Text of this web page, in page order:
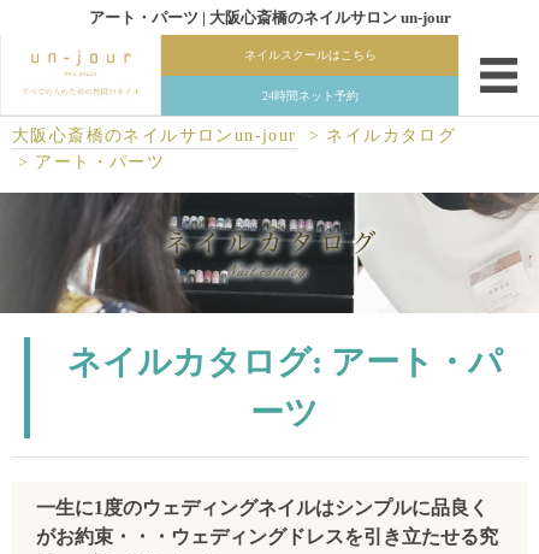
アート・パーツ | 大阪心斎橋のネイルサロン un-jour
大阪心斎橋のネイルサロンun-jour
ネイルカタログ
アート・パーツ
ネイルカタログ: アート・パ
ーツ
一生に1度のウェディングネイルはシンプルに品良く
がお約束・・・ウェディングドレスを引き立たせる究